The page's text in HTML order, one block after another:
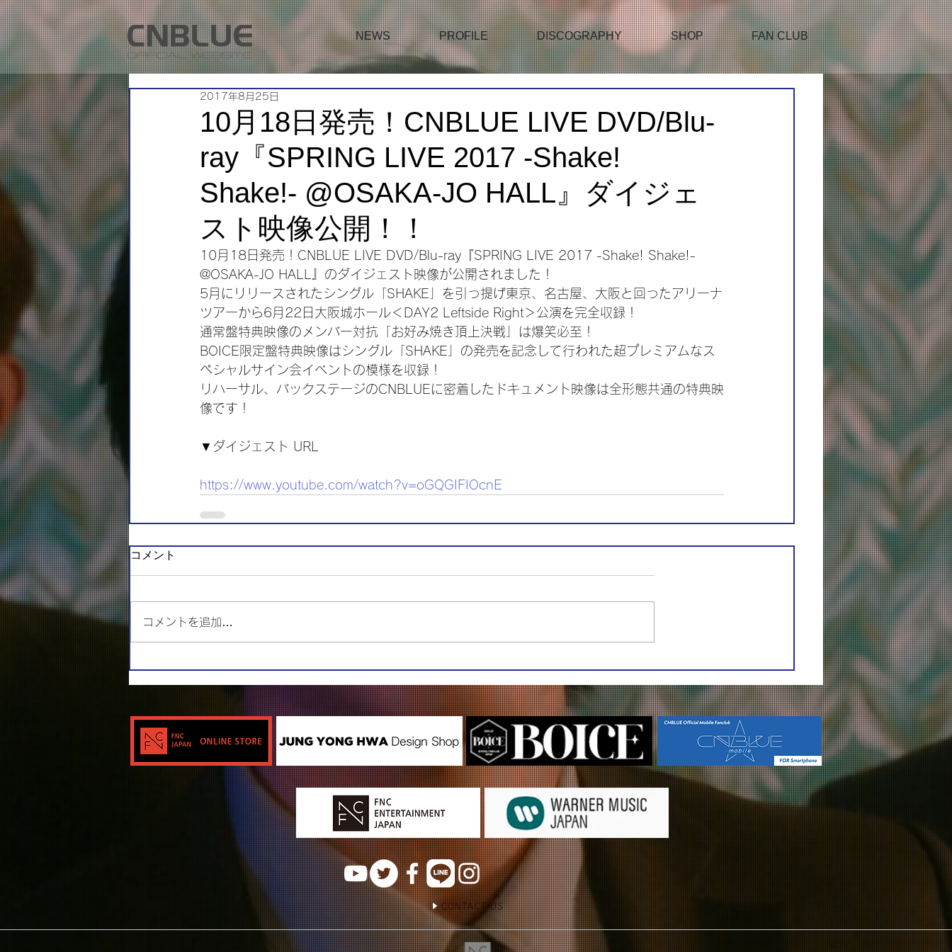
NEWS PROFILE DISCOGRAPHY SHOP FAN CLUB
10月18日発売！CNBLUE LIVE DVD/Blu-
ray『SPRING LIVE 2017 -Shake!
Shake!- @OSAKA-JO HALL』ダイジェ
スト映像公開！！
2017年8月25日
10月18日発売！CNBLUE LIVE DVD/Blu-ray『SPRING LIVE 2017 -Shake! Shake!-
@OSAKA-JO HALL』のダイジェスト映像が公開されました！
5月にリリースされたシングル「SHAKE」を引っ提げ東京、名古屋、大阪と回ったアリーナ
ツアーから6月22日大阪城ホール＜DAY2 Leftside Right＞公演を完全収録！
通常盤特典映像のメンバー対抗「お好み焼き頂上決戦」は爆笑必至！
BOICE限定盤特典映像はシングル「SHAKE」の発売を記念して行われた超プレミアムなス
ペシャルサイン会イベントの模様を収録！
リハーサル、バックステージのCNBLUEに密着したドキュメント映像は全形態共通の特典映
像です！
▼ダイジェスト URL
https://www.youtube.com/watch?v=oGQGIFIOcnE
コメント
コメントを追加…
CONTACT US